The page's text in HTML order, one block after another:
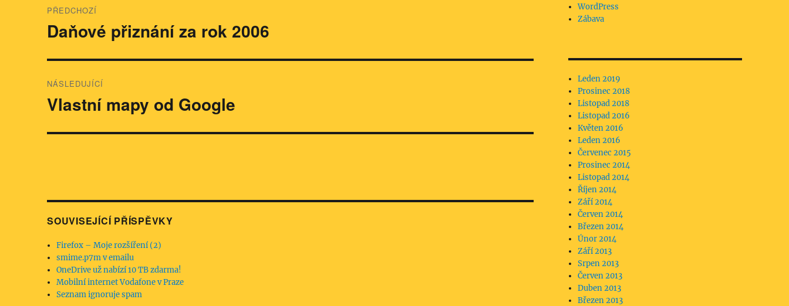
pro
PŘEDCHOZÍ
Předchozí
Daňové přiznání za rok 2006
NÁSLEDUJÍCÍ
Následující
Vlastní mapy od Google
SOUVISEJÍCÍ PŘÍSPĚVKY
Firefox – Moje rozšíření (2)
smime.p7m v emailu
OneDrive už nabízí 10 TB zdarma!
Mobilní internet Vodafone v Praze
Seznam ignoruje spam
WordPress
Zábava
Leden 2019
Prosinec 2018
Listopad 2018
Listopad 2016
Květen 2016
Leden 2016
Červenec 2015
Prosinec 2014
Listopad 2014
Říjen 2014
Září 2014
Červen 2014
Březen 2014
Únor 2014
Září 2013
Srpen 2013
Červen 2013
Duben 2013
Březen 2013